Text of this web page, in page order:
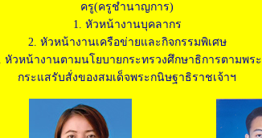
ครู(ครูชำนาญการ)
1. หัวหน้างานบุคลากร
2. หัวหน้างานเครือข่ายและกิจกรรมพิเศษ
หัวหน้างานตามนโยบายกระทรวงศึกษาธิการตามพระ
กระแสรับสั่งของสมเด็จพระกนิษฐาธิราชเจ้าฯ